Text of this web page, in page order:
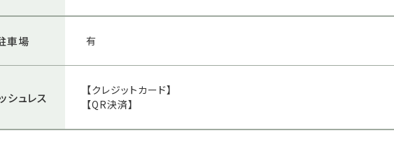
車場 有
シュレス
【クレジットカード】
【QR決済】